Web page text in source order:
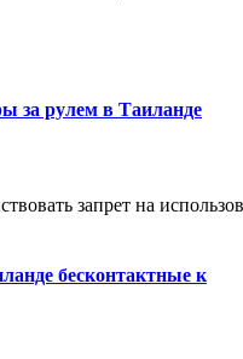
за рулем в Таиланде
запрет на
бесконтактные к